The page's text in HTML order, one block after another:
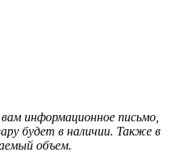
информационное письмо,
будет в наличии. Также в
объем.